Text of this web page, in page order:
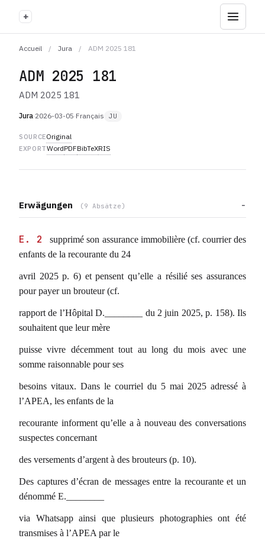
+
Accueil / Jura / ADM 2025 181
ADM 2025 181
ADM 2025 181
Jura·2026-03-05·Français JU
SOURCEOriginal
EXPORTWordPDFBibTeXRIS
Erwägungen (9 Absätze)
E. 2
supprimé son assurance immobilière (cf. courrier des
enfants de la recourante du 24
avril 2025 p. 6) et pensent qu’elle a résilié ses assurances
pour payer un brouteur (cf.
rapport de l’Hôpital D.________ du 2 juin 2025, p. 158). Ils
souhaitent que leur mère
puisse vivre décemment tout au long du mois avec une
somme raisonnable pour ses
besoins vitaux. Dans le courriel du 5 mai 2025 adressé à
l’APEA, les enfants de la
recourante informent qu’elle a à nouveau des conversations
suspectes concernant
des versements d’argent à des brouteurs (p. 10).
Des captures d’écran de messages entre la recourante et un
dénommé E.________
via Whatsapp ainsi que plusieurs photographies ont été
transmises à l’APEA par le